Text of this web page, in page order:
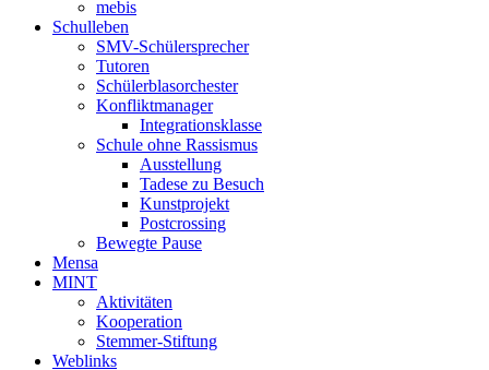
mebis
Schulleben
SMV-Schülersprecher
Tutoren
Schülerblasorchester
Konfliktmanager
Integrationsklasse
Schule ohne Rassismus
Ausstellung
Tadese zu Besuch
Kunstprojekt
Postcrossing
Bewegte Pause
Mensa
MINT
Aktivitäten
Kooperation
Stemmer-Stiftung
Weblinks